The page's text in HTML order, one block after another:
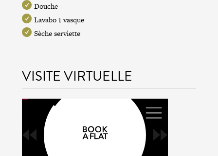
Douche
Lavabo 1 vasque
Sèche serviette
VISITE VIRTUELLE